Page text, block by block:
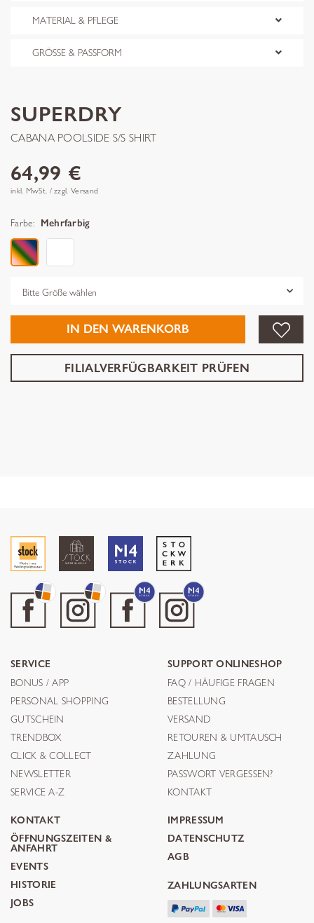
MATERIAL & PFLEGE
GRÖSSE & PASSFORM
SUPERDRY
CABANA POOLSIDE S/S SHIRT
64,99 €
inkl. MwSt. / zzgl. Versand
Farbe: Mehrfarbig
IN DEN WARENKORB
FILIALVERFÜGBARKEIT PRÜFEN
SERVICE
BONUS / APP
PERSONAL SHOPPING
GUTSCHEIN
TRENDBOX
CLICK & COLLECT
NEWSLETTER
SERVICE A-Z
SUPPORT ONLINESHOP
FAQ / HÄUFIGE FRAGEN
BESTELLUNG
VERSAND
RETOUREN & UMTAUSCH
ZAHLUNG
PASSWORT VERGESSEN?
KONTAKT
KONTAKT
ÖFFNUNGSZEITEN &
ANFAHRT
EVENTS
HISTORIE
JOBS
IMPRESSUM
DATENSCHUTZ
AGB
ZAHLUNGSARTEN